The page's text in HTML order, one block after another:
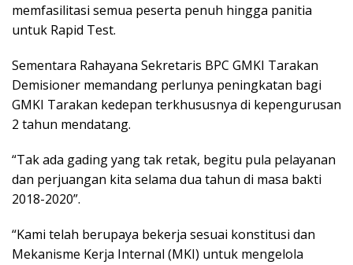
memfasilitasi semua peserta penuh hingga panitia
untuk Rapid Test.
Sementara Rahayana Sekretaris BPC GMKI Tarakan
Demisioner memandang perlunya peningkatan bagi
GMKI Tarakan kedepan terkhususnya di kepengurusan
2 tahun mendatang.
“Tak ada gading yang tak retak, begitu pula pelayanan
dan perjuangan kita selama dua tahun di masa bakti
2018-2020”.
“Kami telah berupaya bekerja sesuai konstitusi dan
Mekanisme Kerja Internal (MKI) untuk mengelola